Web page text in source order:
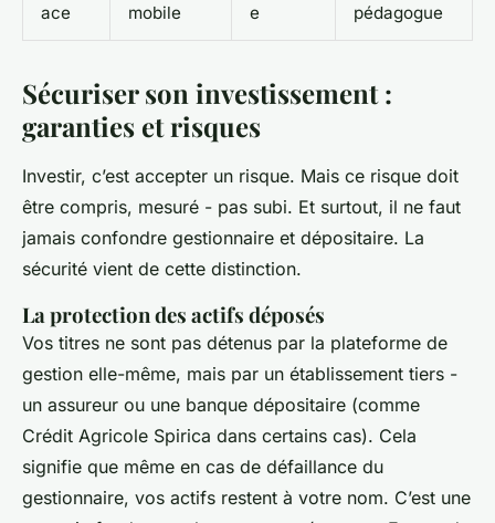
ace
mobile
e
pédagogue
Sécuriser son investissement :
garanties et risques
Investir, c’est accepter un risque. Mais ce risque doit
être compris, mesuré - pas subi. Et surtout, il ne faut
jamais confondre gestionnaire et dépositaire. La
sécurité vient de cette distinction.
La protection des actifs déposés
Vos titres ne sont pas détenus par la plateforme de
gestion elle-même, mais par un établissement tiers -
un assureur ou une banque dépositaire (comme
Crédit Agricole Spirica dans certains cas). Cela
signifie que même en cas de défaillance du
gestionnaire, vos actifs restent à votre nom. C’est une